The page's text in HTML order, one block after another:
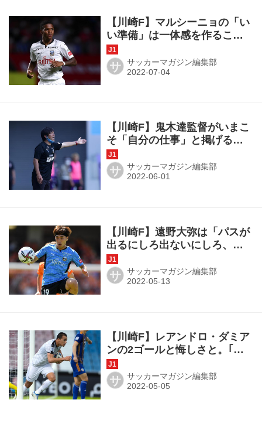
【川崎F】マルシーニョの「い
い準備」は一体感を作るこ
と。｢みんながいつ必要とされ
てもいいように｣
サ サッカーマガジン編集部
【川崎F】鬼木達監督がいまこ
そ「自分の仕事」と掲げるも
のとは？「点を取るところで
パワーを使えるように」
サ サッカーマガジン編集部
【川崎F】遠野大弥は「パスが
出るにしろ出ないにしろ、狙
っています」という実直さが
最高に魅力的
サ サッカーマガジン編集部
【川崎F】レアンドロ・ダミア
ンの2ゴールと悔しさと。｢大
きなものを学びました。あの
ような敗戦をしてはいけない
のです｣
サ サッカーマガジン編集部